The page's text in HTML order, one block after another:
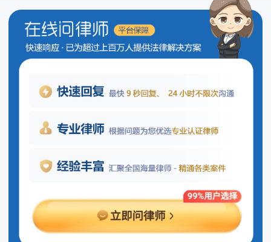
企业间债务抵销涉及税务问题吗？
是否涉及税务问题，
主要依据具体的抵销情形及相关税法规定
业通过协议方式相互抵消彼此间的债权债
务，并且该过程符合会计准则中关于收入
确认的原则时，可能需要考虑增值税和企
业所得税等相关税费的处理。
就增值税而言，如果这种抵销行为被